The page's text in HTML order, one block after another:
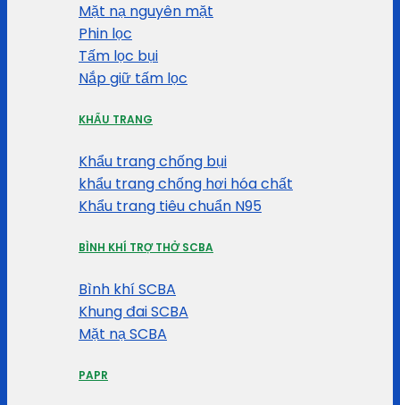
Mặt nạ nguyên mặt
Phin lọc
Tấm lọc bụi
Nắp giữ tấm lọc
KHẨU TRANG
Khẩu trang chống bụi
khẩu trang chống hơi hóa chất
Khẩu trang tiêu chuẩn N95
BÌNH KHÍ TRỢ THỞ SCBA
Bình khí SCBA
Khung đai SCBA
Mặt nạ SCBA
PAPR